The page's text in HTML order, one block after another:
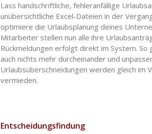
Lass handschriftliche, fehleranfällige
unübersichtliche Excel-Dateien in der
optimiere die Urlaubsplanung deines
Mitarbeiter stellen nun alle ihre
Rückmeldungen erfolgt direkt im System.
auch nichts mehr durcheinander und
Urlaubsüberschneidungen werden gleich im
vermieden.
Entscheidungsfindung